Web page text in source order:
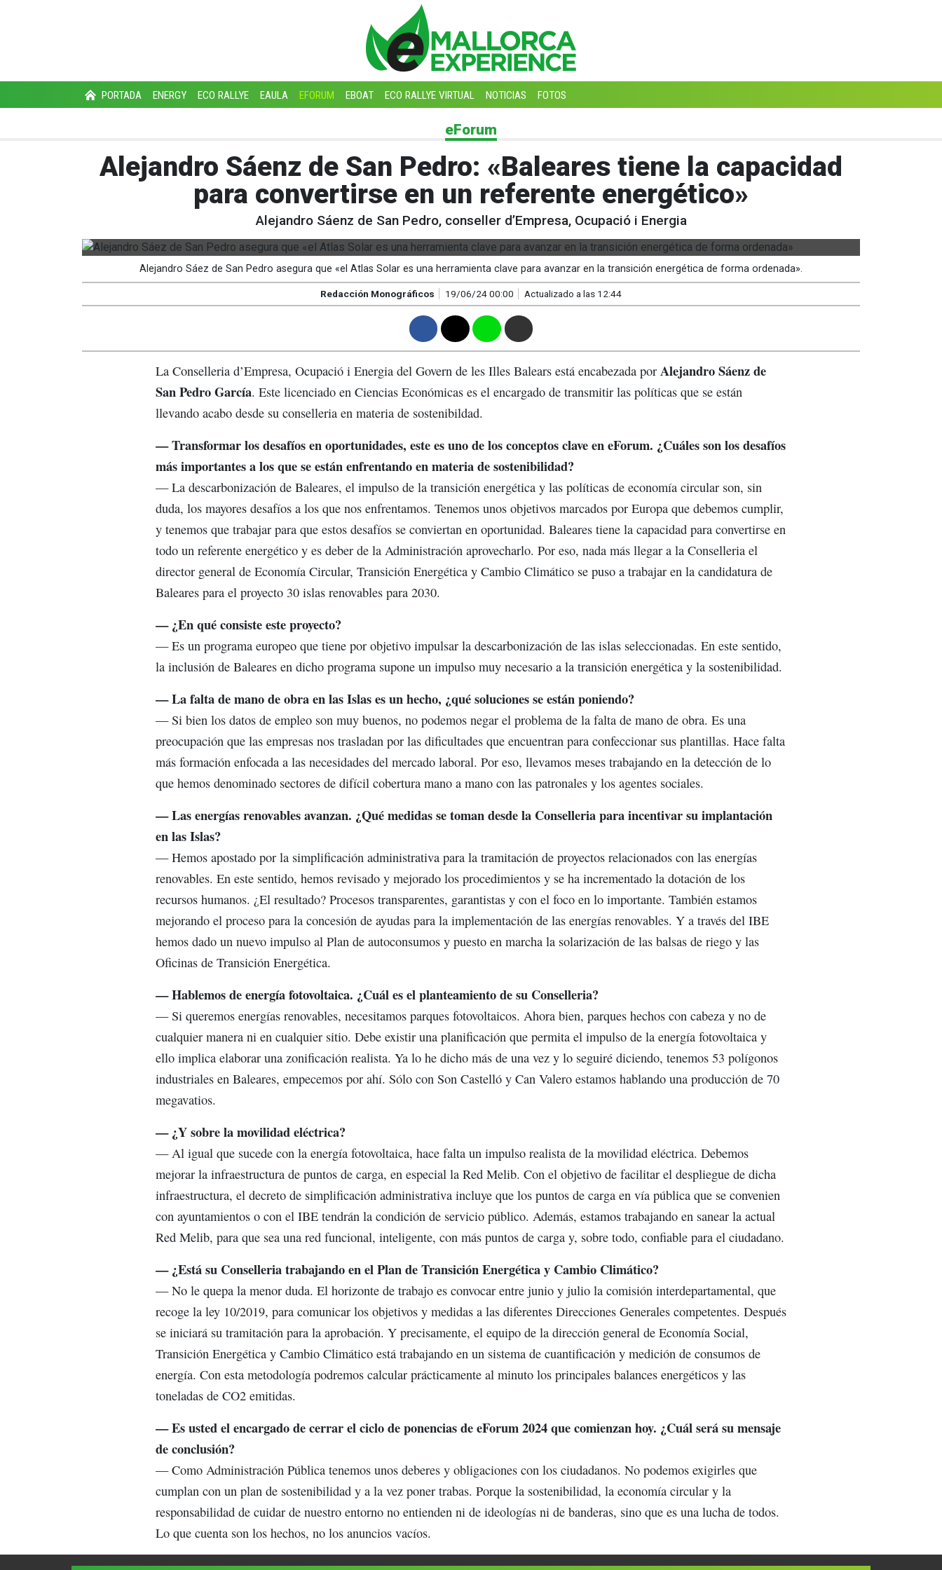
PORTADA ENERGY ECO RALLYE EAULA EFORUM EBOAT ECO RALLYE VIRTUAL NOTICIAS FOTOS
eForum
Alejandro Sáenz de San Pedro: «Baleares tiene la capacidad
para convertirse en un referente energético»
Alejandro Sáenz de San Pedro, conseller d’Empresa, Ocupació i Energia
Alejandro Sáez de San Pedro asegura que «el Atlas Solar es una herramienta clave para avanzar en la transición energética de forma ordenada».
Redacción Monográficos 19/06/24 00:00 Actualizado a las 12:44
La Conselleria d’Empresa, Ocupació i Energia del Govern de les Illes Balears está encabezada por Alejandro Sáenz de
San Pedro García. Este licenciado en Ciencias Económicas es el encargado de transmitir las políticas que se están
llevando acabo desde su conselleria en materia de sostenibildad.
— Transformar los desafíos en oportunidades, este es uno de los conceptos clave en eForum. ¿Cuáles son los desafíos
más importantes a los que se están enfrentando en materia de sostenibilidad?
— La descarbonización de Baleares, el impulso de la transición energética y las políticas de economía circular son, sin
duda, los mayores desafíos a los que nos enfrentamos. Tenemos unos objetivos marcados por Europa que debemos cumplir,
y tenemos que trabajar para que estos desafíos se conviertan en oportunidad. Baleares tiene la capacidad para convertirse en
todo un referente energético y es deber de la Administración aprovecharlo. Por eso, nada más llegar a la Conselleria el
director general de Economía Circular, Transición Energética y Cambio Climático se puso a trabajar en la candidatura de
Baleares para el proyecto 30 islas renovables para 2030.
— ¿En qué consiste este proyecto?
— Es un programa europeo que tiene por objetivo impulsar la descarbonización de las islas seleccionadas. En este sentido,
la inclusión de Baleares en dicho programa supone un impulso muy necesario a la transición energética y la sostenibilidad.
— La falta de mano de obra en las Islas es un hecho, ¿qué soluciones se están poniendo?
— Si bien los datos de empleo son muy buenos, no podemos negar el problema de la falta de mano de obra. Es una
preocupación que las empresas nos trasladan por las dificultades que encuentran para confeccionar sus plantillas. Hace falta
más formación enfocada a las necesidades del mercado laboral. Por eso, llevamos meses trabajando en la detección de lo
que hemos denominado sectores de difícil cobertura mano a mano con las patronales y los agentes sociales.
— Las energías renovables avanzan. ¿Qué medidas se toman desde la Conselleria para incentivar su implantación
en las Islas?
— Hemos apostado por la simplificación administrativa para la tramitación de proyectos relacionados con las energías
renovables. En este sentido, hemos revisado y mejorado los procedimientos y se ha incrementado la dotación de los
recursos humanos. ¿El resultado? Procesos transparentes, garantistas y con el foco en lo importante. También estamos
mejorando el proceso para la concesión de ayudas para la implementación de las energías renovables. Y a través del IBE
hemos dado un nuevo impulso al Plan de autoconsumos y puesto en marcha la solarización de las balsas de riego y las
Oficinas de Transición Energética.
— Hablemos de energía fotovoltaica. ¿Cuál es el planteamiento de su Conselleria?
— Si queremos energías renovables, necesitamos parques fotovoltaicos. Ahora bien, parques hechos con cabeza y no de
cualquier manera ni en cualquier sitio. Debe existir una planificación que permita el impulso de la energía fotovoltaica y
ello implica elaborar una zonificación realista. Ya lo he dicho más de una vez y lo seguiré diciendo, tenemos 53 polígonos
industriales en Baleares, empecemos por ahí. Sólo con Son Castelló y Can Valero estamos hablando una producción de 70
megavatios.
— ¿Y sobre la movilidad eléctrica?
— Al igual que sucede con la energía fotovoltaica, hace falta un impulso realista de la movilidad eléctrica. Debemos
mejorar la infraestructura de puntos de carga, en especial la Red Melib. Con el objetivo de facilitar el despliegue de dicha
infraestructura, el decreto de simplificación administrativa incluye que los puntos de carga en vía pública que se convenien
con ayuntamientos o con el IBE tendrán la condición de servicio público. Además, estamos trabajando en sanear la actual
Red Melib, para que sea una red funcional, inteligente, con más puntos de carga y, sobre todo, confiable para el ciudadano.
— ¿Está su Conselleria trabajando en el Plan de Transición Energética y Cambio Climático?
— No le quepa la menor duda. El horizonte de trabajo es convocar entre junio y julio la comisión interdepartamental, que
recoge la ley 10/2019, para comunicar los objetivos y medidas a las diferentes Direcciones Generales competentes. Después
se iniciará su tramitación para la aprobación. Y precisamente, el equipo de la dirección general de Economía Social,
Transición Energética y Cambio Climático está trabajando en un sistema de cuantificación y medición de consumos de
energía. Con esta metodología podremos calcular prácticamente al minuto los principales balances energéticos y las
toneladas de CO2 emitidas.
— Es usted el encargado de cerrar el ciclo de ponencias de eForum 2024 que comienzan hoy. ¿Cuál será su mensaje
de conclusión?
— Como Administración Pública tenemos unos deberes y obligaciones con los ciudadanos. No podemos exigirles que
cumplan con un plan de sostenibilidad y a la vez poner trabas. Porque la sostenibilidad, la economía circular y la
responsabilidad de cuidar de nuestro entorno no entienden ni de ideologías ni de banderas, sino que es una lucha de todos.
Lo que cuenta son los hechos, no los anuncios vacíos.